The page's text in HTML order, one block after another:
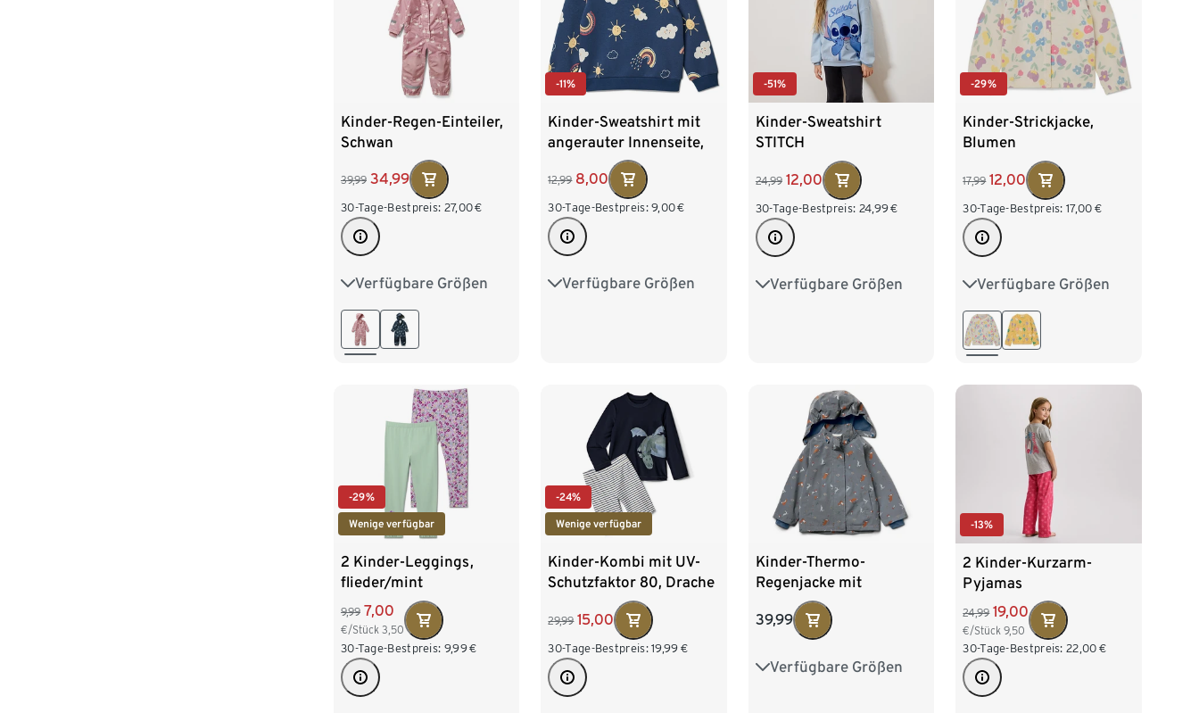
Kinder-Regen-Einteiler,
Schwan
39,99 34,99
30-Tage-Bestpreis: 27,00€
Verfügbare Größen
74/80 86/92
98/104
-11%
Kinder-Sweatshirt mit
angerauter Innenseite,
dunkelblau
12,99 8,00
30-Tage-Bestpreis: 9,00€
Verfügbare Größen
86/92 98/104
-51%
Kinder-Sweatshirt
STITCH
24,99 12,00
30-Tage-Bestpreis: 24,99€
Verfügbare Größen
122/128 134/140
-29%
Kinder-Strickjacke,
Blumen
17,99 12,00
30-Tage-Bestpreis: 17,00 €
Verfügbare Größen
86/92 98/104
110/116 122/128
-29%
Wenige verfügbar
2 Kinder-Leggings,
flieder/mint
9,99 7,00
€/Stück 3,50
30-Tage-Bestpreis: 9,99€
-24%
Wenige verfügbar
Kinder-Kombi mit UV-
Schutzfaktor 80, Drache
29,99 15,00
30-Tage-Bestpreis: 19,99 €
Kinder-Thermo-
Regenjacke mit
reflektierenden
Elementen
39,99
Verfügbare Größen
74/80 86/92
-13%
2 Kinder-Kurzarm-
Pyjamas
24,99 19,00
€/Stück9,50
30-Tage-Bestpreis: 22,00 €